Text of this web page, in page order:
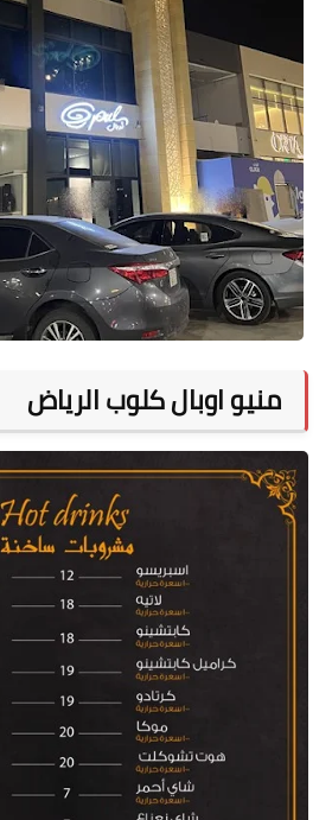
منيو اوبال كلوب الرياض